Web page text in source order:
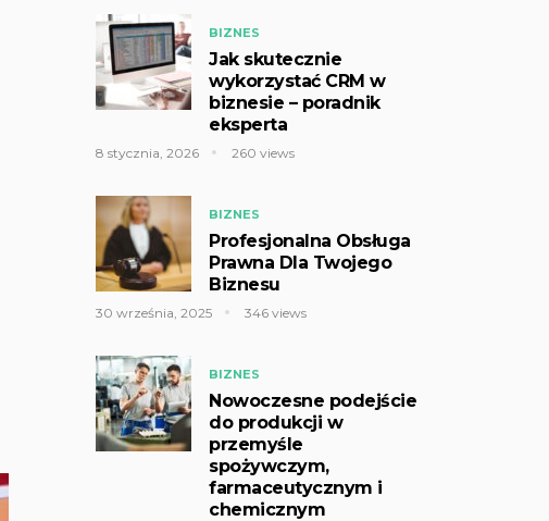
BIZNES
Jak skutecznie
wykorzystać CRM w
biznesie – poradnik
eksperta
8 stycznia, 2026 260 views
BIZNES
Profesjonalna Obsługa
Prawna Dla Twojego
Biznesu
30 września, 2025 346 views
BIZNES
Nowoczesne podejście
do produkcji w
przemyśle
spożywczym,
farmaceutycznym i
chemicznym